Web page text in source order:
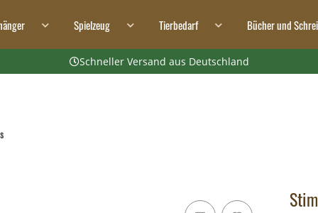
Spielzeug Tierbedarf Bücher und
Schneller Versand aus Deutschland